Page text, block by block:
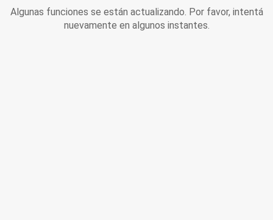
Algunas funciones se están actualizando. Por favor, intentá
nuevamente en algunos instantes.